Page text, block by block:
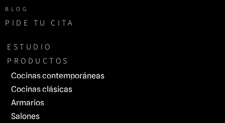
BLOG
PIDE TU CITA
ESTUDIO
PRODUCTOS
Cocinas contemporáneas
Cocinas clásicas
Armarios
Salones